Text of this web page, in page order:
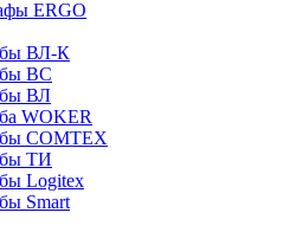
ERGO
ВЛ-К
ВС
ВЛ
WOKER
COMTEX
ТИ
Logitex
Smart